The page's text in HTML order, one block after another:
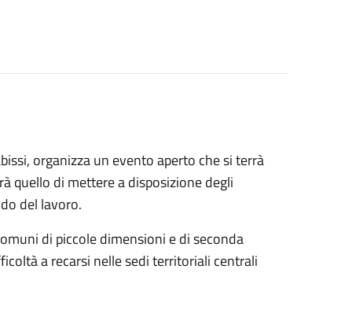
organizza un evento aperto che si terrà
quello di mettere a disposizione degli
del lavoro.
di piccole dimensioni e di seconda
a recarsi nelle sedi territoriali centrali